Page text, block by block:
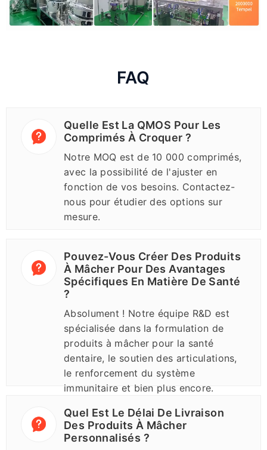
FAQ
Quelle Est La QMOS Pour Les
Comprimés À Croquer ?
Notre MOQ est de 10 000 comprimés,
avec la possibilité de l'ajuster en
fonction de vos besoins. Contactez-
nous pour étudier des options sur
mesure.
Pouvez-Vous Créer Des Produits
À Mâcher Pour Des Avantages
Spécifiques En Matière De Santé
?
Absolument ! Notre équipe R&D est
spécialisée dans la formulation de
produits à mâcher pour la santé
dentaire, le soutien des articulations,
le renforcement du système
immunitaire et bien plus encore.
nous concevrons une solution.
Quel Est Le Délai De Livraison
Des Produits À Mâcher
Personnalisés ?